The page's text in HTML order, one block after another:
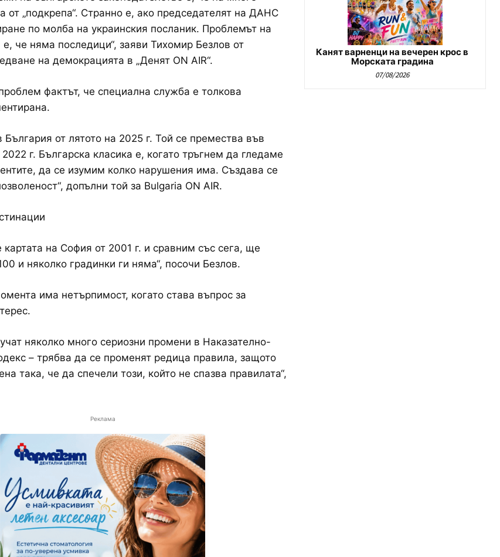
от „подкрепа“. Странно е, ако председателят на ДАНС
по молба на украинския посланик. Проблемът на
е, че няма последици“, заяви Тихомир Безлов от
на демокрацията в „Денят ON AIR“.
фактът, че специална служба е толкова
България от лятото на 2025 г. Той се премества във
г. Българска класика е, когато тръгнем да гледаме
да се изумим колко нарушения има. Създава се
допълни той за Bulgaria ON AIR.
картата на София от 2001 г. и сравним със сега, ще
и няколко градинки ги няма“, посочи Безлов.
има нетърпимост, когато става въпрос за
няколко много сериозни промени в Наказателно-
– трябва да се променят редица правила, защото
така, че да спечели този, който не спазва правилата“,
Реклама
Канят варненци на вечерен крос в
Морската градина
07/08/2026